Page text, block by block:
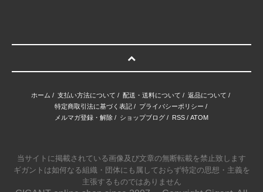
ホーム / 支払い方法について / 配送・送料について / 返品について /
特定商取引法に基づく表記/ プライバシーポリシー /
メルマガ登録・解除 / ショップブログ / RSS / ATOM
当サイトに掲載されている画像及び文章の無断転載を禁止致します
ギガントは如何なる組織・団体にも属しておらず特定の思想・主義を
主張するものではありません